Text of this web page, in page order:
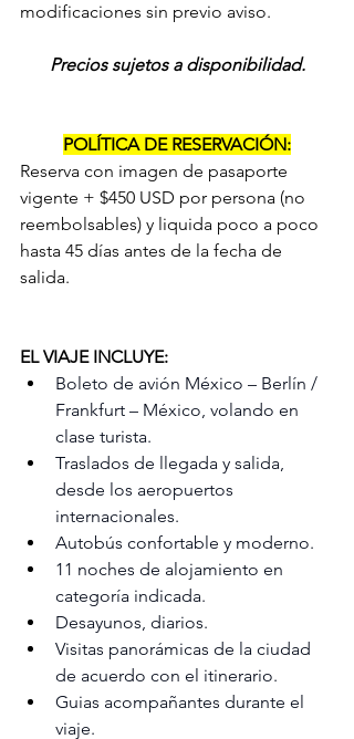
modificaciones sin previo aviso.
Precios sujetos a disponibilidad.
POLÍTICA DE RESERVACIÓN:
Reserva con imagen de pasaporte
vigente + $450 USD por persona (no
reembolsables) y liquida poco a poco
hasta 45 días antes de la fecha de
salida.
EL VIAJE INCLUYE:
Boleto de avión México – Berlín /
Frankfurt – México, volando en
clase turista.
Traslados de llegada y salida,
desde los aeropuertos
internacionales.
Autobús confortable y moderno.
11 noches de alojamiento en
categoría indicada.
Desayunos, diarios.
Visitas panorámicas de la ciudad
de acuerdo con el itinerario.
Guias acompañantes durante el
viaje.